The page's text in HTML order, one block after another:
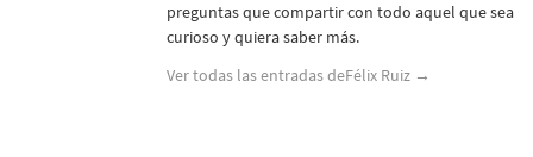
preguntas que compartir con todo aquel que sea
curioso y quiera saber más.
Ver todas las entradas deFélix Ruiz →